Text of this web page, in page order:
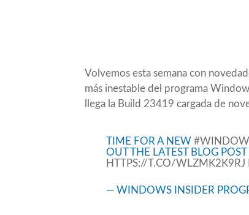
Volvemos esta semana con
más inestable del programa
llega la Build 23419 cargada de
TIME FOR A NEW
OUT THE LATEST BLOG
HTTPS://T.CO/WLZMK2K9RJ
— WINDOWS INSIDER